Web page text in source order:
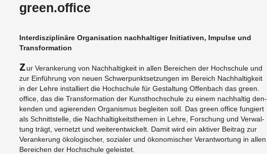
green.office
In­ter­dis­zi­pli­nä­re Or­ga­ni­sa­ti­on nach­hal­ti­ger In­itia­ti­ven, Im­pul­se und
Trans­for­ma­ti­on
Zur Ver­an­ke­rung von Nach­hal­tig­keit in allen Be­rei­chen der Hoch­schu­le und
zur Ein­füh­rung von neuen Schwer­punkt­set­zun­gen im Be­reich Nach­hal­tig­keit
in der Lehre in­stal­liert die Hoch­schu­le für Ge­stal­tung Of­fen­bach das green.​
office, das die Trans­for­ma­ti­on der Kunst­hoch­schu­le zu einem nach­hal­tig den­
ken­den und agie­ren­den Or­ga­nis­mus be­glei­ten soll. Das green.​office fun­giert
als Schnitt­stel­le, die Nach­hal­tig­keits­the­men in Lehre, For­schung und Ver­wal­
tung trägt, ver­netzt und wei­ter­ent­wi­ckelt. Damit wird ein ak­ti­ver Bei­trag zur
Ver­an­ke­rung öko­lo­gi­scher, so­zia­ler und öko­no­mi­scher Ver­ant­wor­tung in allen
Be­rei­chen der Hoch­schu­le ge­leis­tet.